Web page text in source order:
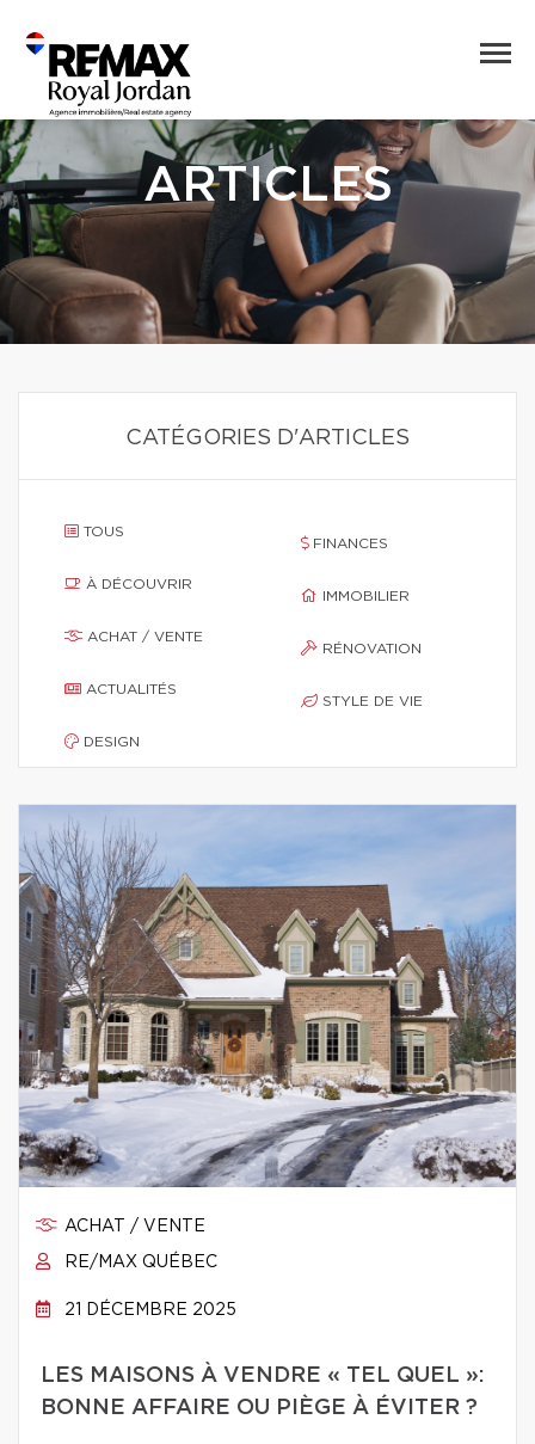
ARTICLES
CATÉGORIES D'ARTICLES
TOUS
À DÉCOUVRIR
ACHAT / VENTE
ACTUALITÉS
DESIGN
FINANCES
IMMOBILIER
RÉNOVATION
STYLE DE VIE
ACHAT / VENTE
RE/MAX QUÉBEC
21 DÉCEMBRE 2025
LES MAISONS À VENDRE « TEL QUEL »:
BONNE AFFAIRE OU PIÈGE À ÉVITER ?